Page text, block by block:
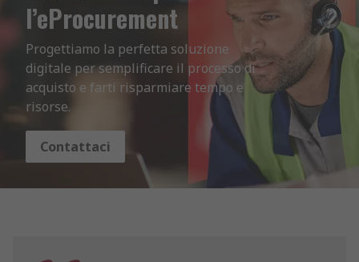
l’eProcurement
Progettiamo la perfetta soluzione
digitale per semplificare il processo di
acquisto e farti risparmiare tempo e
risorse.
Contattaci